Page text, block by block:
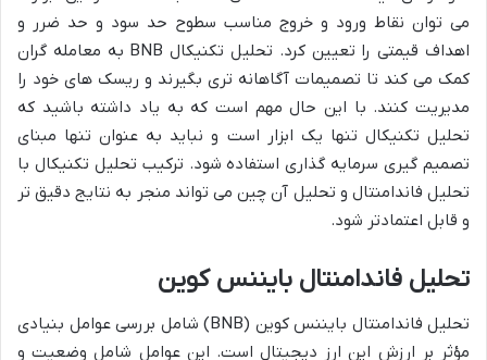
می توان نقاط ورود و خروج مناسب سطوح حد سود و حد ضرر و
اهداف قیمتی را تعیین کرد. تحلیل تکنیکال BNB به معامله گران
کمک می کند تا تصمیمات آگاهانه تری بگیرند و ریسک های خود را
مدیریت کنند. با این حال مهم است که به یاد داشته باشید که
تحلیل تکنیکال تنها یک ابزار است و نباید به عنوان تنها مبنای
تصمیم گیری سرمایه گذاری استفاده شود. ترکیب تحلیل تکنیکال با
تحلیل فاندامنتال و تحلیل آن چین می تواند منجر به نتایج دقیق تر
و قابل اعتمادتر شود.
تحلیل فاندامنتال بایننس کوین
تحلیل فاندامنتال بایننس کوین (BNB) شامل بررسی عوامل بنیادی
مؤثر بر ارزش این ارز دیجیتال است. این عوامل شامل وضعیت و